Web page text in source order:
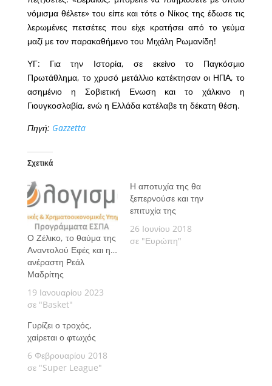
νόμισμα θέλετε» του είπε και τότε ο Νίκος της έδωσε τις
λερωμένες πετσέτες που είχε κρατήσει από το γεύμα
μαζί με τον παρακαθήμενο του Μιχάλη Ρωμανίδη!
ΥΓ: Για την Ιστορία, σε εκείνο το Παγκόσμιο
Πρωτάθλημα, το χρυσό μετάλλιο κατέκτησαν οι ΗΠΑ, το
ασημένιο η Σοβιετική Ενωση και το χάλκινο η
Γιουγκοσλαβία, ενώ η Ελλάδα κατέλαβε τη δέκατη θέση.
Πηγή: Gazzetta
Σχετικά
Ο Ζέλικο, το θαύμα της
Αναντολού Εφές και η…
ανέραστη Ρεάλ
Μαδρίτης
19 Ιανουαρίου 2023
σε "Basket"
Η αποτυχία της θα
ξεπερνούσε και την
επιτυχία της
26 Ιουνίου 2018
σε "Ευρώπη"
Γυρίζει ο τροχός,
χαίρεται ο φτωχός
6 Φεβρουαρίου 2018
σε "Super League"